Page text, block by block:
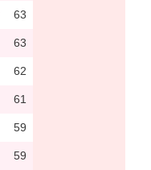
63
63
62
61
59
59